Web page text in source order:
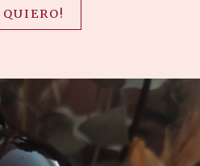
QUIERO!